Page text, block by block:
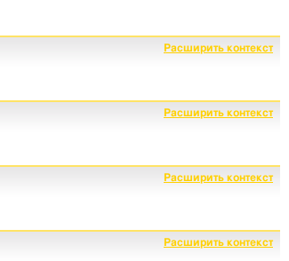
Расширить контекст
Расширить контекст
Расширить контекст
Расширить контекст